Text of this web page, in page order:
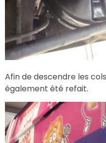
Afin de descendre les
également été refait.